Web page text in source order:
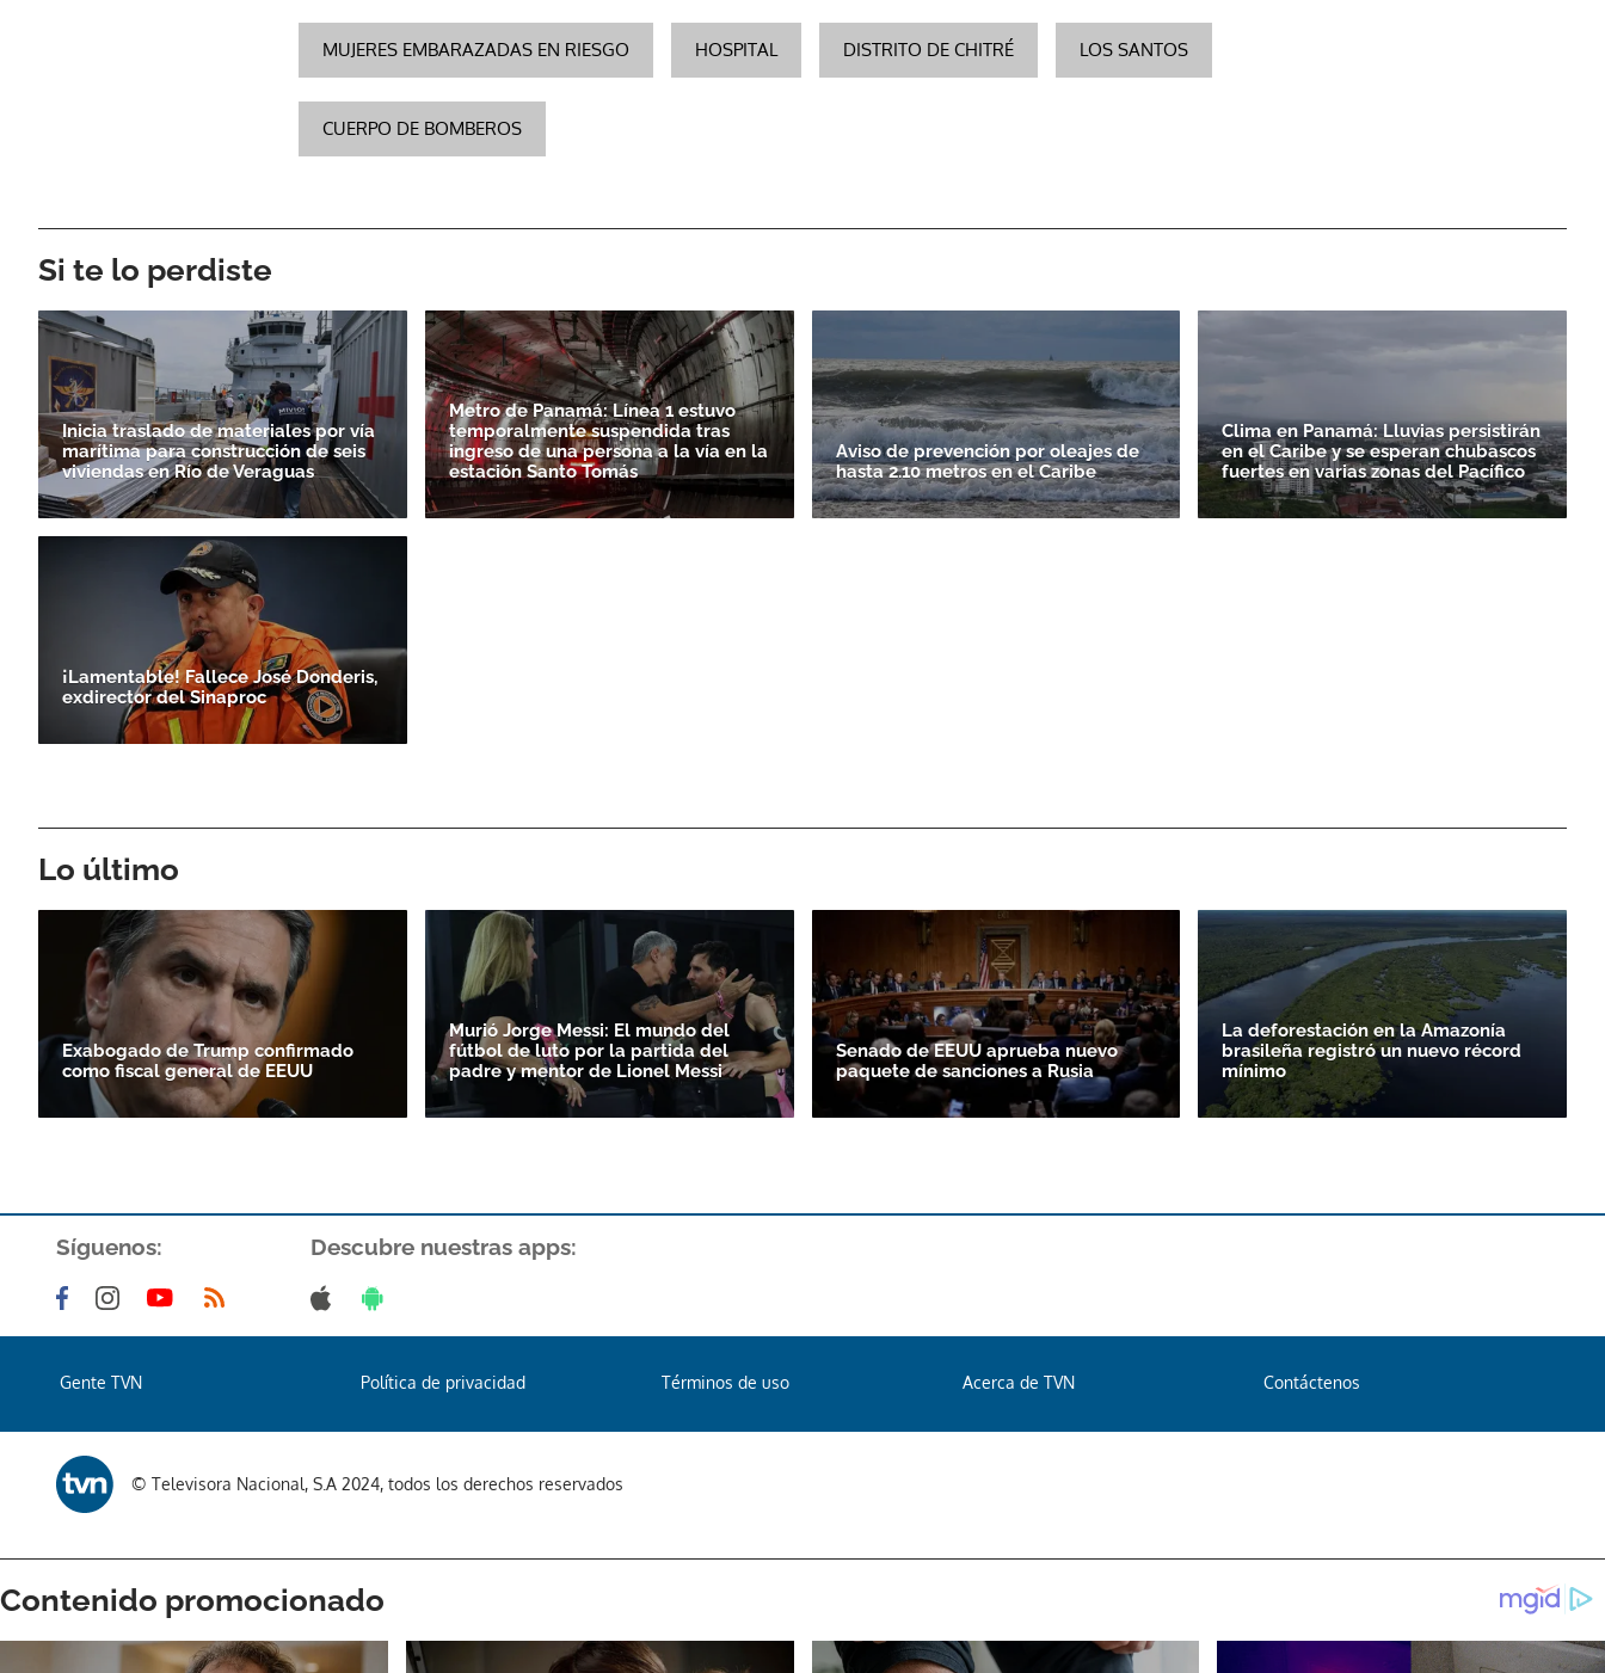
Gracias por suscribirte a nuestro boletín.
MUJERES EMBARAZADAS EN RIESGO HOSPITAL DISTRITO DE CHITRÉ LOS SANTOS
CUERPO DE BOMBEROS
Si te lo perdiste
Inicia traslado de materiales por vía
marítima para construcción de seis
viviendas en Río de Veraguas
Metro de Panamá: Línea 1 estuvo
temporalmente suspendida tras
ingreso de una persona a la vía en la
estación Santo Tomás
Aviso de prevención por oleajes de
hasta 2.10 metros en el Caribe
Clima en Panamá: Lluvias persistirán
en el Caribe y se esperan chubascos
fuertes en varias zonas del Pacífico
¡Lamentable! Fallece José Donderis,
exdirector del Sinaproc
Lo último
Exabogado de Trump confirmado
como fiscal general de EEUU
Murió Jorge Messi: El mundo del
fútbol de luto por la partida del
padre y mentor de Lionel Messi
Senado de EEUU aprueba nuevo
paquete de sanciones a Rusia
La deforestación en la Amazonía
brasileña registró un nuevo récord
mínimo
Síguenos: Descubre nuestras apps:
Gente TVN Política de privacidad Términos de uso Acerca de TVN Contáctenos
© Televisora Nacional, S.A 2024, todos los derechos reservados